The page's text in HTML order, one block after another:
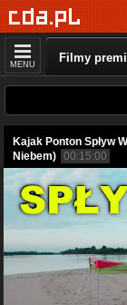
MENU Filmy
Kajak Ponton Spływ
Niebem) 00:15:00